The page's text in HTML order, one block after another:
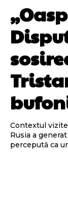
Contextul
Rusia a
percepută ca